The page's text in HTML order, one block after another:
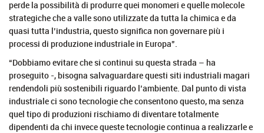
perde la possibilità di produrre quei monomeri e quelle molecole
strategiche che a valle sono utilizzate da tutta la chimica e da
quasi tutta l’industria, questo significa non governare più i
processi di produzione industriale in Europa”.
“Dobbiamo evitare che si continui su questa strada – ha
proseguito -, bisogna salvaguardare questi siti industriali magari
rendendoli più sostenibili riguardo l’ambiente. Dal punto di vista
industriale ci sono tecnologie che consentono questo, ma senza
quel tipo di produzioni rischiamo di diventare totalmente
dipendenti da chi invece queste tecnologie continua a realizzarle e